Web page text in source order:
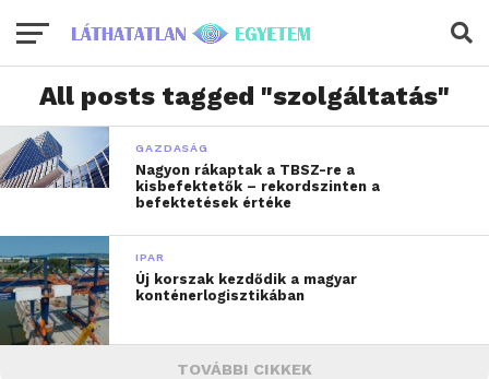
All posts tagged "szolgáltatás"
GAZDASÁG
Nagyon rákaptak a TBSZ-re a
kisbefektetők – rekordszinten a
befektetések értéke
IPAR
Új korszak kezdődik a magyar
konténerlogisztikában
TOVÁBBI CIKKEK